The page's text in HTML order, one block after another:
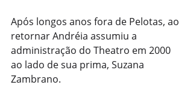
Após longos anos fora de Pelotas, ao
retornar Andréia assumiu a
administração do Theatro em 2000
ao lado de sua prima, Suzana
Zambrano.